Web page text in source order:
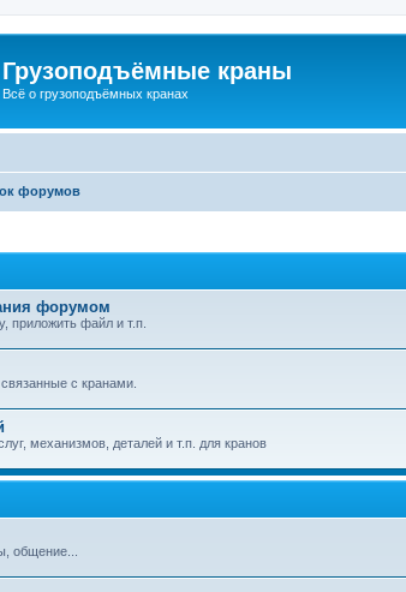
Грузоподъёмные краны
Всё о грузоподъёмных кранах
форумов
форумом
приложить файл и т.п.
с кранами.
механизмов, деталей и т.п. для кранов
общение...